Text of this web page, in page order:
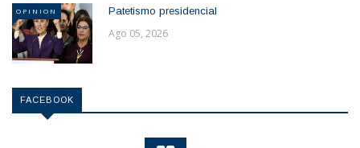
OPINION Patetismo presidencial
Ago 05, 2026
FACEBOOK